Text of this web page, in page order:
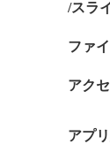
/スラ
ファ
アク
アプ